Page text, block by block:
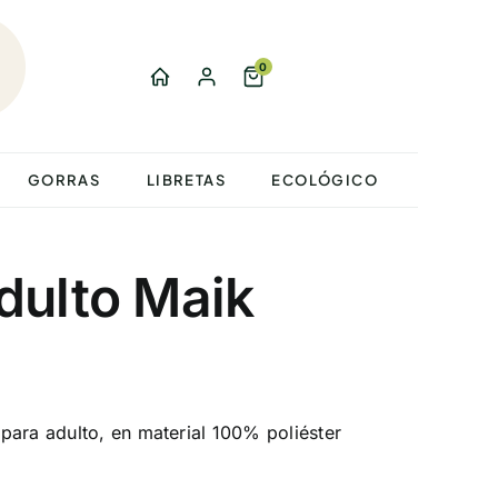
0
GORRAS LIBRETAS ECOLÓGICO
Maik
adulto, en material 100% poliéster